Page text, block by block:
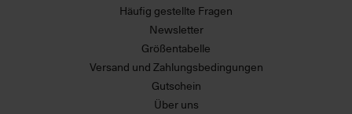
Häufig gestellte Fragen
Newsletter
Größentabelle
Versand und Zahlungsbedingungen
Gutschein
Über uns